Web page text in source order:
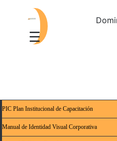
PIC Plan Institucional de Capacitación
Manual de Identidad Visual Corporativa